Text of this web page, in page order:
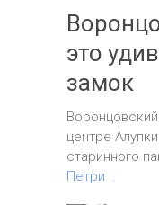
это
замок
центре
старинного
Петри .